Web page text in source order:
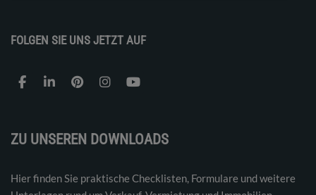
FOLGEN SIE UNS JETZT AUF
ZU UNSEREN DOWNLOADS
Hier finden Sie praktische Checklisten, Formulare und weitere